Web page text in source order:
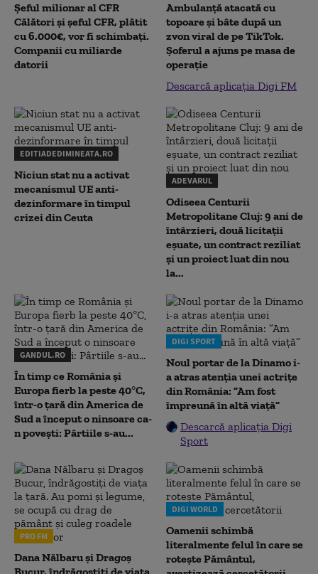
Șeful milionar al CFR
Călători și șeful CFR, plătit
cu 6.000€, vor fi schimbați.
Companii cu miliarde
datorii
Ambulanță atacată cu
topoare și bâte după un
zvon viral de pe TikTok.
Șoferul a ajuns pe masa de
operație
Descarcă aplicația Digi FM
EDITIADEDIMINEATA.RO
Niciun stat nu a activat
mecanismul UE anti-
dezinformare în timpul
crizei din Ceuta
ADEVARUL
Odiseea Centurii
Metropolitane Cluj: 9 ani de
întârzieri, două licitații
eșuate, un contract reziliat
și un proiect luat din nou
la...
GANDUL.RO
În timp ce România și
Europa fierb la peste 40°C,
într-o țară din America de
Sud a început o ninsoare ca-
n povești: Pârtiile s-au...
DIGI SPORT
Noul portar de la Dinamo i-
a atras atenția unei actrițe
din România: ”Am fost
împreună în altă viață”
Descarcă aplicația Digi
Sport
PRO FM
Dana Nălbaru și Dragoș
DIGI WORLD
Oamenii schimbă
literalmente felul în care se
rotește Pământul,